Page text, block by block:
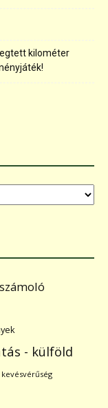
kilométer
- külföld